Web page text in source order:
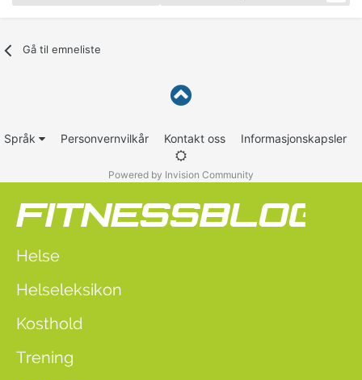
Gå til emneliste
Språk Personvernvilkår Kontakt oss Informasjonskapsler
Powered by Invision Community
Helse
Helseleksikon
Kosthold
Trening